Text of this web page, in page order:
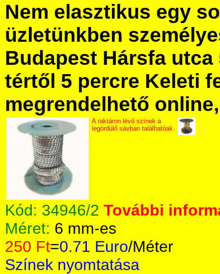
Nem elasztikus egy
üzletünkben
Budapest Hársfa utca
tértől 5 percre Keleti
megrendelhető
A raktáron lévő színek a
legördülő sávban találhatóak.
Kód: 34946/2 További
Méret: 6 mm-es
250 Ft=0.71 Euro/Méter
Színek nyomtatása